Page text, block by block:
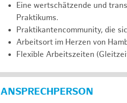
Eine wertschätzende und
Praktikums.
Praktikantencommunity, die
Arbeitsort im Herzen von
Flexible Arbeitszeiten
ANSPRECHPERSON